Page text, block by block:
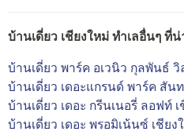
บ้านเดี่ยว เชียงใหม่ ทำเลอื่นๆ ที่
บ้านเดี่ยว พาร์ค อเวนิว กุลพันธ์ วิ
บ้านเดี่ยว เดอะแกรนด์ พาร์ค สัน
บ้านเดี่ยว เดอะ กรีนเนอรี่ ลอฟท์
บ้านเดี่ยว เดอะ พรอมิเน้นซ์ เชียง